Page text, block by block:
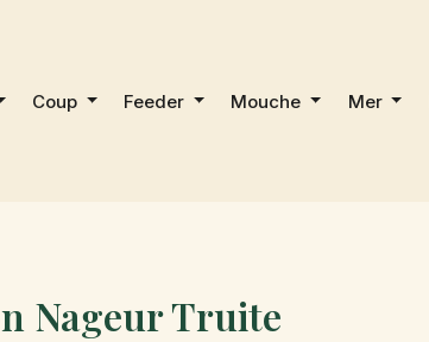
Coup Feeder Mouche Mer
Nageur Truite